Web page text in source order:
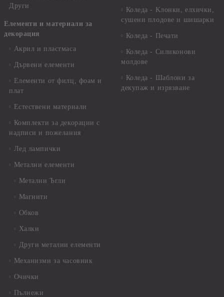
Други
Елементи и материали за
декорация
Акрил и пластмаса
Дървени елементи
Елементи от филц, фоам и
плат
Естествени материали
Комплекти за декорации с
надписи и пожелания
Лед лампички
Метални елементи
Метални Ъгли
Магнити
Обков
Халки
Други метални елементи
Механизми за часовник
Очички
Пълнежи
Коледа - Kлонки, елхички,
сушени плодове и шишарки
Коледа - Печати
Коледа - Силиконови
молдове
Коледа - Шаблони за
декупаж и изрязване